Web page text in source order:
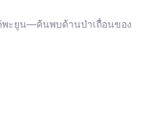
ะยูน—ค้นพบด้านป่าเถื่อนของ